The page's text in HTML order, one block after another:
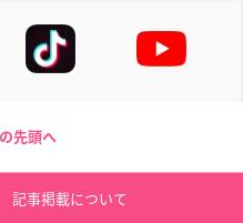
先頭へ
記事掲載について